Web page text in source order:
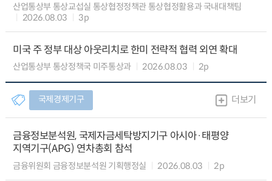
산업통상부 통상교섭실 통상협정정책관 통상협정활용과 국내대책팀
2026.08.03
3p
미국 주 정부 대상 아웃리치로 한미 전략적 협력 외연 확대
산업통상부 통상정책국 미주통상과 2026.08.03 2p
국제경제기구 더보기
금융정보분석원, 국제자금세탁방지기구 아시아·태평양
지역기구(APG) 연차총회 참석
금융위원회 금융정보분석원 기획행정실 2026.08.03 2p